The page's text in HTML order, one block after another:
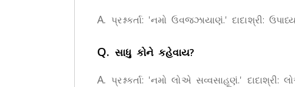
A. પ્રશ્નકર્તા: 'નમો ઉવજ્ઝાયાણં.' દાદાશ્રી:
Q.સાધુ કોને કહેવાય?
A. પ્રશ્નકર્તા: 'નમો લોએ સવ્વસાહૂણં.'